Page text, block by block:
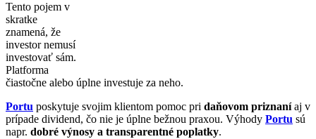
Tento pojem v
skratke
znamená, že
investor nemusí
investovať sám.
Platforma
čiastočne alebo úplne investuje za neho.
Portu poskytuje svojim klientom pomoc pri daňovom priznaníaj v
prípade dividend, čo nie je úplne bežnou praxou. Výhody Portu sú
napr. dobré výnosy a transparentné poplatky.